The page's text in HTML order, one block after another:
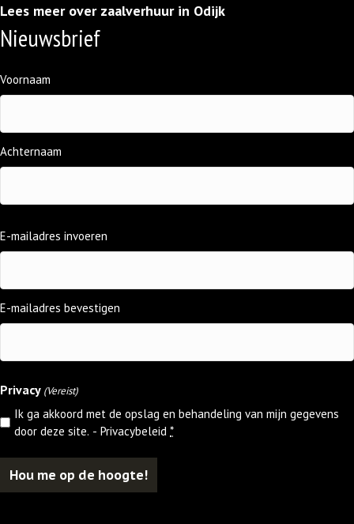
Lees meer over zaalverhuur in Odijk
Nieuwsbrief
Naam
(Vereist)
Voornaam
Achternaam
E-
mailadres
E-mailadres invoeren
E-mailadres bevestigen
Privacy (Vereist)
Ik ga akkoord met de opslag en behandeling van mijn gegevens
door deze site. - Privacybeleid *